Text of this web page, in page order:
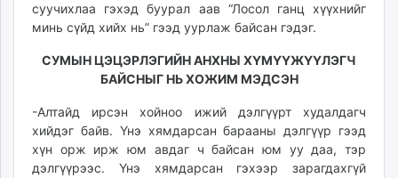
суучихлаа гэхэд буурал аав “Лосол ганц хүүхнийг
минь сүйд хийх нь” гээд уурлаж байсан гэдэг.
СУМЫН ЦЭЦЭРЛЭГИЙН АНХНЫ ХҮМҮҮЖҮҮЛЭГЧ
БАЙСНЫГ НЬ ХОЖИМ МЭДСЭН
-Алтайд ирсэн хойноо ижий дэлгүүрт худалдагч
хийдэг байв. Үнэ хямдарсан барааны дэлгүүр гээд
хүн орж ирж юм авдаг ч байсан юм уу даа, тэр
дэлгүүрээс. Үнэ хямдарсан гэхээр зарагдахгүй